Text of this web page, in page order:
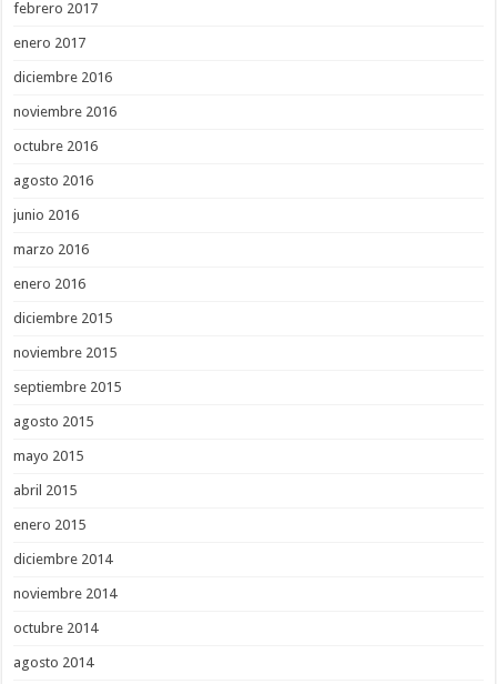
febrero 2017
enero 2017
diciembre 2016
noviembre 2016
octubre 2016
agosto 2016
junio 2016
marzo 2016
enero 2016
diciembre 2015
noviembre 2015
septiembre 2015
agosto 2015
mayo 2015
abril 2015
enero 2015
diciembre 2014
noviembre 2014
octubre 2014
agosto 2014